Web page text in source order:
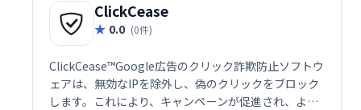
ClickCease
0.0 (0件)
ClickCease™Google広告のクリック詐欺防止ソフトウ
ェアは、無効なIPを除外し、偽のクリックをブロック
します。これにより、キャンペーンが促進され、より